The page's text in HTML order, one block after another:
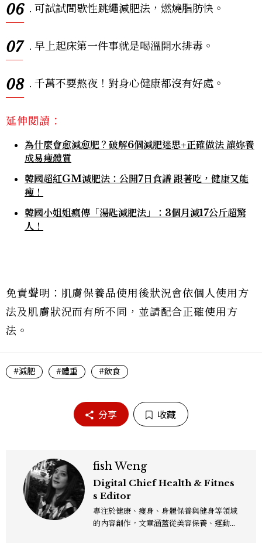
06 . 可試試間歇性跳繩減肥法，燃燒脂肪快。
07 . 早上起床第一件事就是喝溫開水排毒。
08 . 千萬不要熬夜！對身心健康都沒有好處。
延伸閱讀：
為什麼會愈減愈肥？破解6個減肥迷思+正確做法 讓妳養
成易瘦體質
韓國超紅GM減肥法：公開7日食譜 跟著吃，健康又能
瘦！
韓國小姐姐瘋傳「湯匙減肥法」：3個月減17公斤超驚
人！
免責聲明：肌膚保養品使用後狀況會依個人使用方
法及肌膚狀況而有所不同，並請配合正確使用方
法。
#減肥 #體重 #飲食
分享 收藏
fish Weng
Digital Chief Health & Fitnes
s Editor
專注於健康、瘦身、身體保養與健身等領域
的內容創作，文章涵蓋從美容保養、運動健